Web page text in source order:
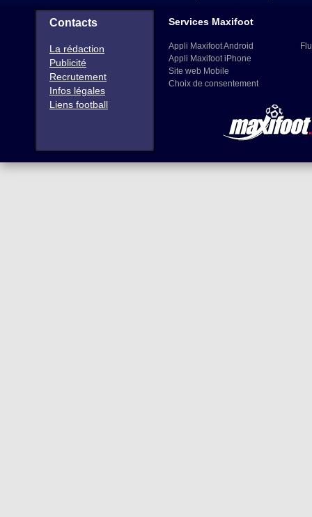
Contacts
La rédaction
Publicité
Recrutement
Infos légales
Liens football
Services Maxifoot
Appli Maxifoot Android
Appli Maxifoot iPhone
Site web Mobile
Choix de consentement